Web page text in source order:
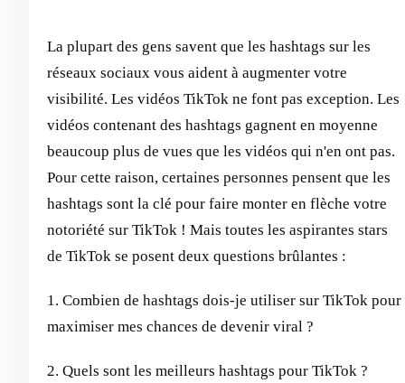
La plupart des gens savent que les hashtags sur les
réseaux sociaux vous aident à augmenter votre
visibilité. Les vidéos TikTok ne font pas exception. Les
vidéos contenant des hashtags gagnent en moyenne
beaucoup plus de vues que les vidéos qui n'en ont pas.
Pour cette raison, certaines personnes pensent que les
hashtags sont la clé pour faire monter en flèche votre
notoriété sur TikTok ! Mais toutes les aspirantes stars
de TikTok se posent deux questions brûlantes :
1. Combien de hashtags dois-je utiliser sur TikTok pour
maximiser mes chances de devenir viral ?
2. Quels sont les meilleurs hashtags pour TikTok ?